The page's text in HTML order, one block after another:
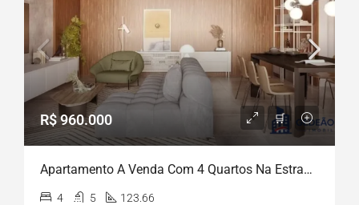
R$ 960.000
Apartamento A Venda Com 4 Quartos Na Estrada Do Arraial, 123m²- Casa Amarela – Recife/PE
4 5 123.66